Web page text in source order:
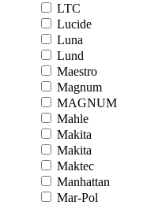
LTC
Lucide
Luna
Lund
Maestro
Magnum
MAGNUM
Mahle
Makita
Makita
Maktec
Manhattan
Mar-Pol